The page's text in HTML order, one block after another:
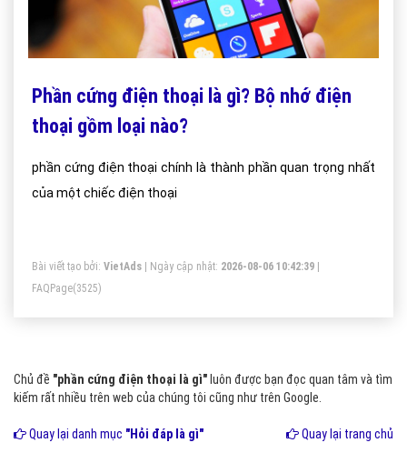
Phần cứng điện thoại là gì? Bộ nhớ điện
thoại gồm loại nào?
phần cứng điện thoại chính là thành phần quan trọng nhất
của một chiếc điện thoại
Bài viết tạo bởi: VietAds | Ngày cập nhật: 2026-08-06 10:42:39
FAQPage(3525)
Chủ đề "phần cứng điện thoại là gì" luôn được bạn đọc quan tâm và tìm
kiếm rất nhiều trên web của chúng tôi cũng như trên Google.
Quay lại danh mục "Hỏi đáp là gì" Quay lại trang chủ